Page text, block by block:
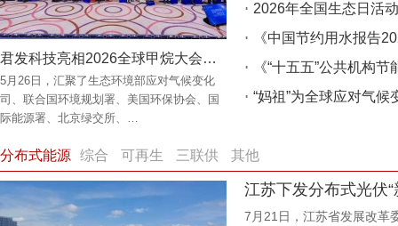
君发科技亮相2026全球甲烷大会分享“技术创新与产业实践”
5月26日，汇聚了生态环境部应对气候变化
司、联合国环境规划署、美国环保协会、国
际能源署、北京绿交所、…
2026年全国生态日活
《“十五五”公共机构
“妈祖”为全球应对气候
分布式能源 综合 可再生 三联供 其他
江苏下发分布式光伏
7月21日，江苏省发展改革